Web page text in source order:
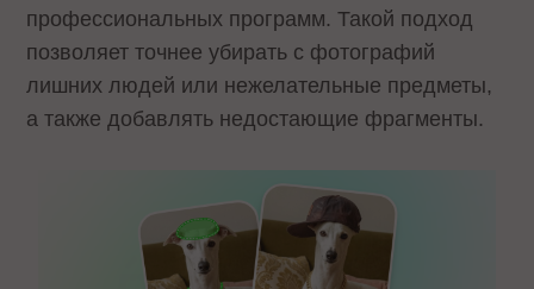
профессиональных программ. Такой подход
позволяет точнее убирать с фотографий
лишних людей или нежелательные предметы,
а также добавлять недостающие фрагменты.